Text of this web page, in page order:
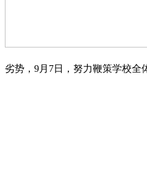
劣势，9月7日，努力鞭策学校全